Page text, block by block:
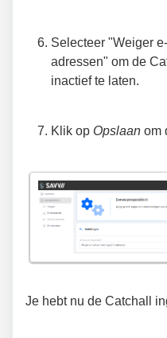
Selecteer "Weiger
adressen" om de
inactief te laten.
Klik op Opslaan om
Je hebt nu de Catchall